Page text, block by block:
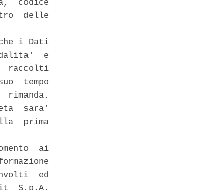
codice
delle
i Dati
e
raccolti
tempo
sara'
prima
ai
ed